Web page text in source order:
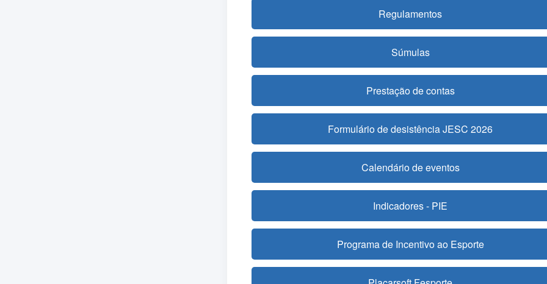
Regulamentos
Súmulas
Prestação de contas
Formulário de desistência JESC 2026
Calendário de eventos
Indicadores - PIE
Programa de Incentivo ao Esporte